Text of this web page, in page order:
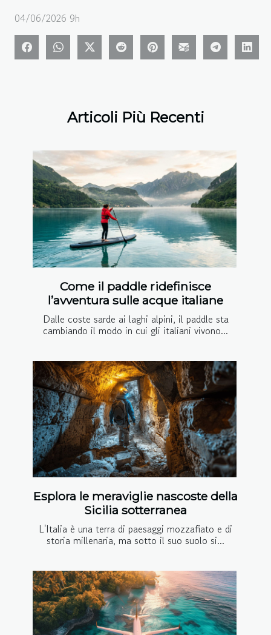
04/06/2026 9h
Articoli Più Recenti
Come il paddle ridefinisce
l’avventura sulle acque italiane
Dalle coste sarde ai laghi alpini, il paddle sta
cambiando il modo in cui gli italiani vivono...
Esplora le meraviglie nascoste della
Sicilia sotterranea
L'Italia è una terra di paesaggi mozzafiato e di
storia millenaria, ma sotto il suo suolo si...